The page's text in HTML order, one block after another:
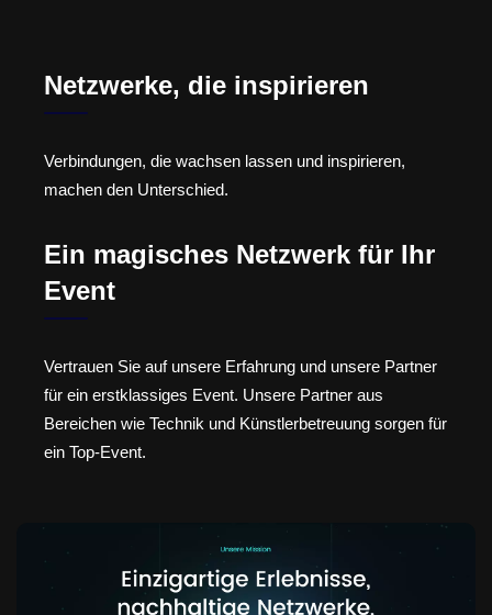
Netzwerke, die inspirieren
Verbindungen, die wachsen lassen und inspirieren,
machen den Unterschied.
Ein magisches Netzwerk für Ihr
Event
Vertrauen Sie auf unsere Erfahrung und unsere Partner
für ein erstklassiges Event. Unsere Partner aus
Bereichen wie Technik und Künstlerbetreuung sorgen für
ein Top-Event.